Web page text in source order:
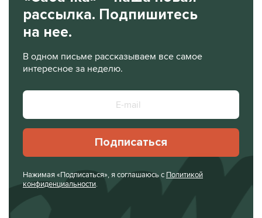
рассылка. Подпишитесь
на нее.
В одном письме рассказываем все самое
интересное за неделю.
Подписаться
Нажимая «Подписаться», я соглашаюсь с Политикой
конфиденциальности.